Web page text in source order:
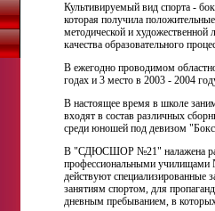
Культивируемый вид спорта -
которая получила
методической и
качества образовательного
В ежегодно проводимом
годах и 3 место в 2003 - 2004
В настоящее время в школе
входят в состав различных
среди юношей под девизом
В "СДЮСШОР №21" налажена
профессиональными училищами
действуют специализированные
занятиям спортом, для
дневным пребыванием, в